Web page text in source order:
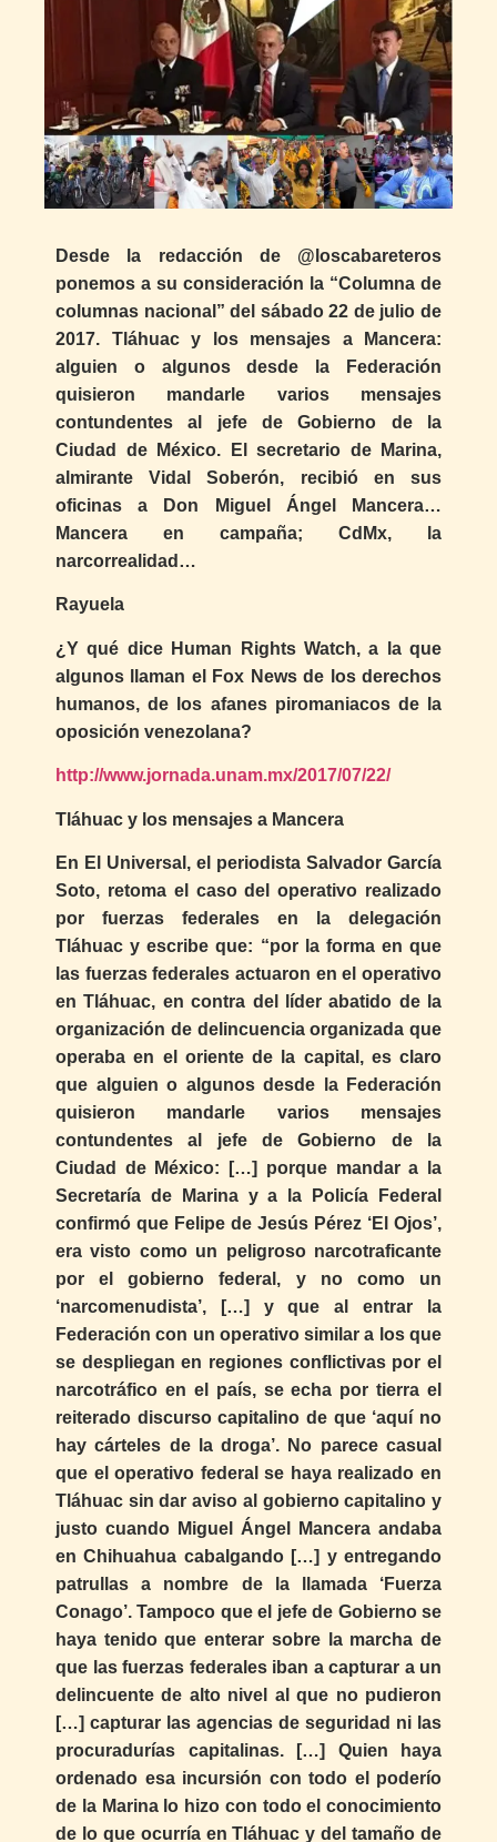
Desde la redacción de @loscabareteros
ponemos a su consideración la “Columna de
columnas nacional” del sábado 22 de julio de
2017. Tláhuac y los mensajes a Mancera:
alguien o algunos desde la Federación
quisieron mandarle varios mensajes
contundentes al jefe de Gobierno de la
Ciudad de México. El secretario de Marina,
almirante Vidal Soberón, recibió en sus
oficinas a Don Miguel Ángel Mancera…
Mancera en campaña; CdMx, la
narcorrealidad…
Rayuela
¿Y qué dice Human Rights Watch, a la que
algunos llaman el Fox News de los derechos
humanos, de los afanes piromaniacos de la
oposición venezolana?
http://www.jornada.unam.mx/2017/07/22/
Tláhuac y los mensajes a Mancera
En El Universal, el periodista Salvador García
Soto, retoma el caso del operativo realizado
por fuerzas federales en la delegación
Tláhuac y escribe que: “por la forma en que
las fuerzas federales actuaron en el operativo
en Tláhuac, en contra del líder abatido de la
organización de delincuencia organizada que
operaba en el oriente de la capital, es claro
que alguien o algunos desde la Federación
quisieron mandarle varios mensajes
contundentes al jefe de Gobierno de la
Ciudad de México: […] porque mandar a la
Secretaría de Marina y a la Policía Federal
confirmó que Felipe de Jesús Pérez ‘El Ojos’,
era visto como un peligroso narcotraficante
por el gobierno federal, y no como un
‘narcomenudista’, […] y que al entrar la
Federación con un operativo similar a los que
se despliegan en regiones conflictivas por el
narcotráfico en el país, se echa por tierra el
reiterado discurso capitalino de que ‘aquí no
hay cárteles de la droga’. No parece casual
que el operativo federal se haya realizado en
Tláhuac sin dar aviso al gobierno capitalino y
justo cuando Miguel Ángel Mancera andaba
en Chihuahua cabalgando […] y entregando
patrullas a nombre de la llamada ‘Fuerza
Conago’. Tampoco que el jefe de Gobierno se
haya tenido que enterar sobre la marcha de
que las fuerzas federales iban a capturar a un
delincuente de alto nivel al que no pudieron
[…] capturar las agencias de seguridad ni las
procuradurías capitalinas. […] Quien haya
ordenado esa incursión con todo el poderío
de la Marina lo hizo con todo el conocimiento
de lo que ocurría en Tláhuac y del tamaño de